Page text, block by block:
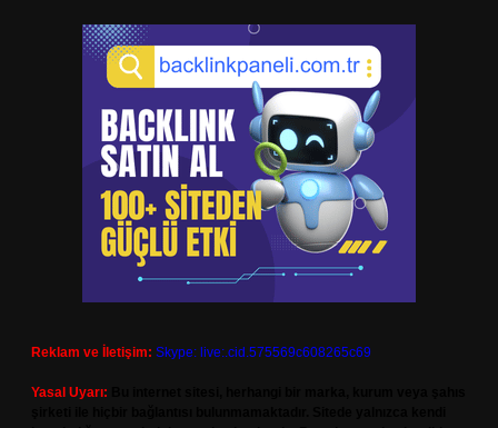
Reklam ve İletişim: Skype: live:.cid.575569c608265c69
Yasal Uyarı: